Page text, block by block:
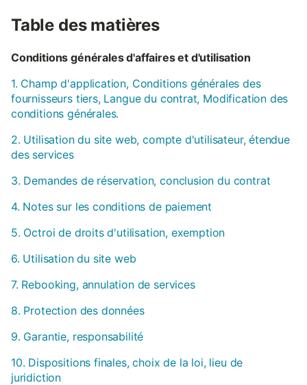
Table des matières
Conditions générales d'affaires et d'utilisation
1. Champ d'application, Conditions générales des
fournisseurs tiers, Langue du contrat, Modification des
conditions générales.
2. Utilisation du site web, compte d'utilisateur, étendue
des services
3. Demandes de réservation, conclusion du contrat
4. Notes sur les conditions de paiement
5. Octroi de droits d'utilisation, exemption
6. Utilisation du site web
7. Rebooking, annulation de services
8. Protection des données
9. Garantie, responsabilité
10. Dispositions finales, choix de la loi, lieu de
juridiction